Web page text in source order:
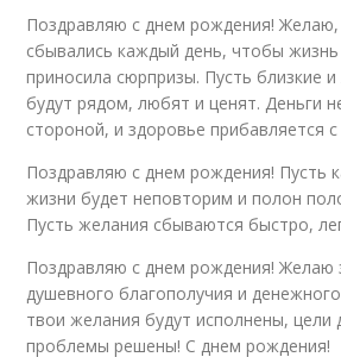
Мужчины с днем
рождения
рождения
Поздравляю с днем рождения!
сбывались каждый день, чтобы
приносила сюрпризы. Пусть близкие
будут рядом, любят и ценят. Деньги
стороной, и здоровье прибавляется
Поздравляю с днем рождения! Пусть
жизни будет неповторим и полон
Пусть желания сбываются быстро,
Поздравляю с днем рождения! Желаю
душевного благополучия и
твои желания будут исполнены, цели
проблемы решены! С днем рождения!